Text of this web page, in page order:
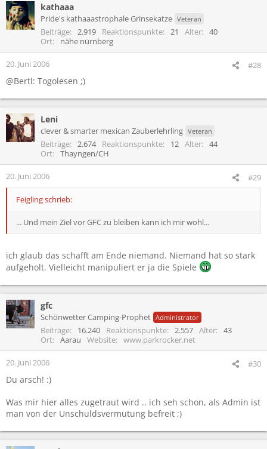
kathaaa
Pride's kathaaastrophale Grinsekatze Veteran
Beiträge 2.919 Reaktionspunkte 21 Alter
40
Ort
nähe nürnberg
20. Juni 2006 #28
@Bertl: Togolesen ;)
Leni
clever & smarter mexican Zauberlehrling Veteran
Beiträge 2.674 Reaktionspunkte 12 Alter
44
Ort
Thayngen/CH
20. Juni 2006 #29
Feigling schrieb:
... Und mein Ziel vor GFC zu bleiben kann ich mir wohl...
ich glaub das schafft am Ende niemand. Niemand hat so stark
aufgeholt. Vielleicht manipuliert er ja die Spiele
gfc
Schönwetter Camping-Prophet Administrator
Beiträge 16.240 Reaktionspunkte 2.557 Alter
43
Ort
Aarau Website www.parkrocker.net
20. Juni 2006 #30
Du arsch! :)
Was mir hier alles zugetraut wird .. ich seh schon, als Admin ist
man von der Unschuldsvermutung befreit ;)